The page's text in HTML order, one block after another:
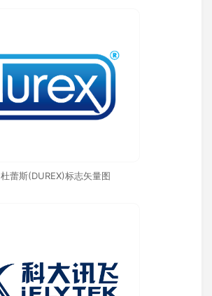
杜蕾斯(DUREX)标志矢量图